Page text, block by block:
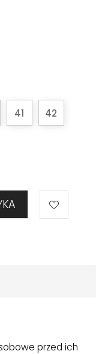
41 42
przed ich